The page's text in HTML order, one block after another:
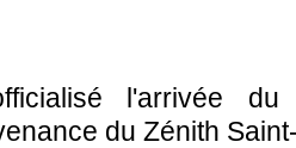
l'arrivée
du Zénith